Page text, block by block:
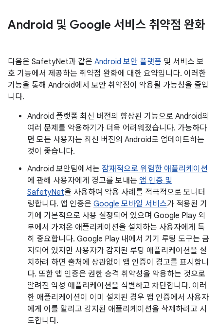
Android 및 Google 서비스 취약점 완화
다음은 SafetyNet과 같은 Android 보안 플랫폼 및 서비스 보
호 기능에서 제공하는 취약점 완화에 대한 요약입니다. 이러한
기능을 통해 Android에서 보안 취약점이 악용될 가능성을 줄입
니다.
Android 플랫폼 최신 버전의 향상된 기능으로 Android의
여러 문제를 악용하기가 더욱 어려워졌습니다. 가능하다
면 모든 사용자는 최신 버전의 Android로 업데이트하는
것이 좋습니다.
Android 보안팀에서는 잠재적으로 위험한 애플리케이션
에 관해 사용자에게 경고를 보내는 앱 인증 및
SafetyNet을 사용하여 악용 사례를 적극적으로 모니터
링합니다. 앱 인증은 Google 모바일 서비스가 적용된 기
기에 기본적으로 사용 설정되어 있으며 Google Play 외
부에서 가져온 애플리케이션을 설치하는 사용자에게 특
히 중요합니다. Google Play 내에서 기기 루팅 도구는 금
지되어 있지만 사용자가 감지된 루팅 애플리케이션을 설
치하려 하면 출처에 상관없이 앱 인증이 경고를 표시합니
다. 또한 앱 인증은 권한 승격 취약성을 악용하는 것으로
알려진 악성 애플리케이션을 식별하고 차단합니다. 이러
한 애플리케이션이 이미 설치된 경우 앱 인증에서 사용자
에게 이를 알리고 감지된 애플리케이션을 삭제하려고 시
도합니다.